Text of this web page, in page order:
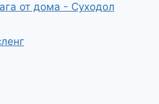
от дома - Суходол